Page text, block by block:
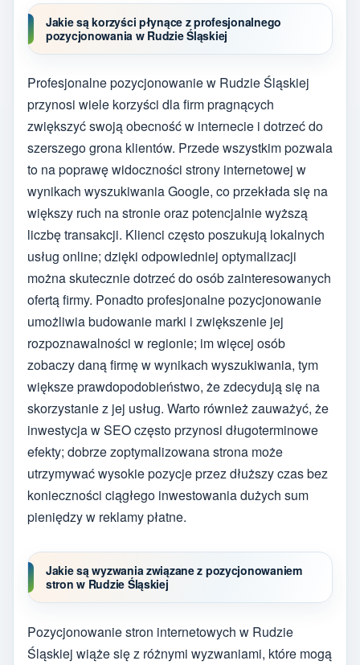
Jakie są korzyści płynące z profesjonalnego
pozycjonowania w Rudzie Śląskiej
Profesjonalne pozycjonowanie w Rudzie Śląskiej
przynosi wiele korzyści dla firm pragnących
zwiększyć swoją obecność w internecie i dotrzeć do
szerszego grona klientów. Przede wszystkim pozwala
to na poprawę widoczności strony internetowej w
wynikach wyszukiwania Google, co przekłada się na
większy ruch na stronie oraz potencjalnie wyższą
liczbę transakcji. Klienci często poszukują lokalnych
usług online; dzięki odpowiedniej optymalizacji
można skutecznie dotrzeć do osób zainteresowanych
ofertą firmy. Ponadto profesjonalne pozycjonowanie
umożliwia budowanie marki i zwiększenie jej
rozpoznawalności w regionie; im więcej osób
zobaczy daną firmę w wynikach wyszukiwania, tym
większe prawdopodobieństwo, że zdecydują się na
skorzystanie z jej usług. Warto również zauważyć, że
inwestycja w SEO często przynosi długoterminowe
efekty; dobrze zoptymalizowana strona może
utrzymywać wysokie pozycje przez dłuższy czas bez
konieczności ciągłego inwestowania dużych sum
pieniędzy w reklamy płatne.
Jakie są wyzwania związane z pozycjonowaniem
stron w Rudzie Śląskiej
Pozycjonowanie stron internetowych w Rudzie
Śląskiej wiąże się z różnymi wyzwaniami, które mogą